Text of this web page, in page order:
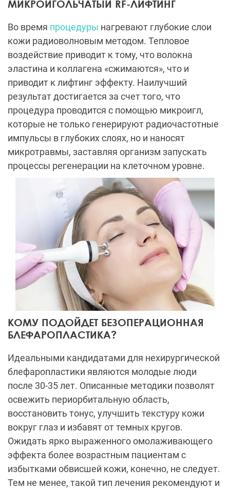
МИКРОИГОЛЬЧАТЫЙ RF-ЛИФТИНГ
Во время процедуры нагревают глубокие слои
кожи радиоволновым методом. Тепловое
воздействие приводит к тому, что волокна
эластина и коллагена «сжимаются», что и
приводит к лифтинг эффекту. Наилучший
результат достигается за счет того, что
процедура проводится с помощью микроигл,
которые не только генерируют радиочастотные
импульсы в глубоких слоях, но и наносят
микротравмы, заставляя организм запускать
процессы регенерации на клеточном уровне.
КОМУ ПОДОЙДЕТ БЕЗОПЕРАЦИОННАЯ
БЛЕФАРОПЛАСТИКА?
Идеальными кандидатами для нехирургической
блефаропластики являются молодые люди
после 30-35 лет. Описанные методики позволят
освежить периорбитальную область,
восстановить тонус, улучшить текстуру кожи
вокруг глаз и избавят от темных кругов.
Ожидать ярко выраженного омолаживающего
эффекта более возрастным пациентам с
избытками обвисшей кожи, конечно, не следует.
Тем не менее, такой тип лечения рекомендуют и